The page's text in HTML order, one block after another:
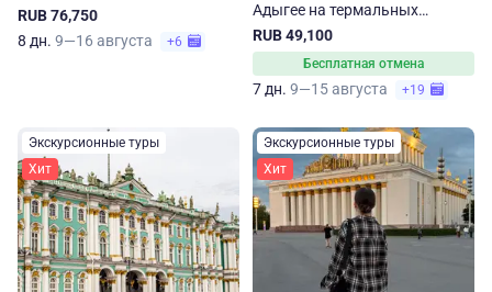
RUB 76,750
8 дн. 9—16 августа +6
Адыгее на термальных
источниках
RUB 49,100
Бесплатная отмена
7 дн. 9—15 августа +19
Экскурсионные туры
Хит
Экскурсионные туры
Хит